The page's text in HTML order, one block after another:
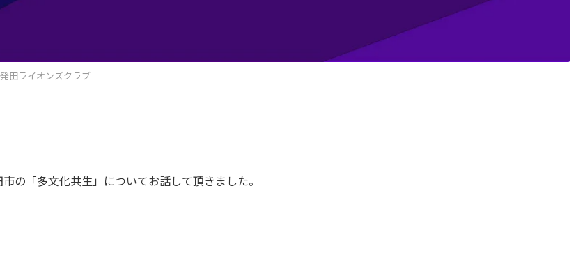
田ライオンズクラブ
の「多文化共生」についてお話して頂きました。